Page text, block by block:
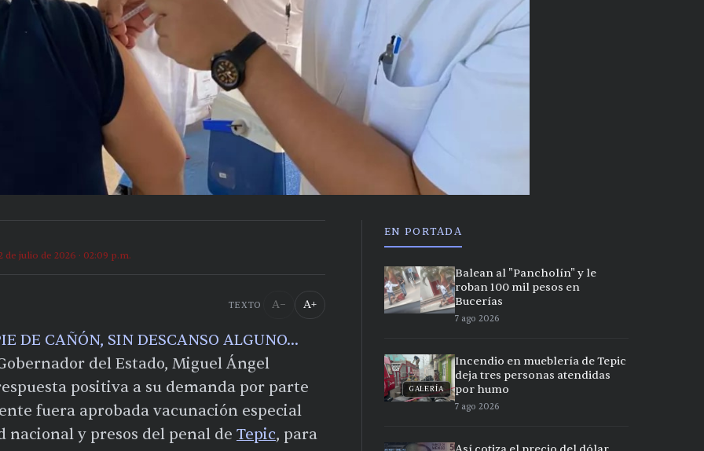
de julio de 2026 · 02:09 p.m.
TEXTO A− A+
DE CAÑÓN, SIN DESCANSO ALGUNO…
del Estado, Miguel Ángel
positiva a su demanda por parte
fuera aprobada vacunación especial
nacional y presos del penal de Tepic, para
EN PORTADA
Balean al "Pancholín" y le
roban 100 mil pesos en
Bucerías
7 ago 2026
GALERÍA
Incendio en mueblería de Tepic
deja tres personas atendidas
por humo
7 ago 2026